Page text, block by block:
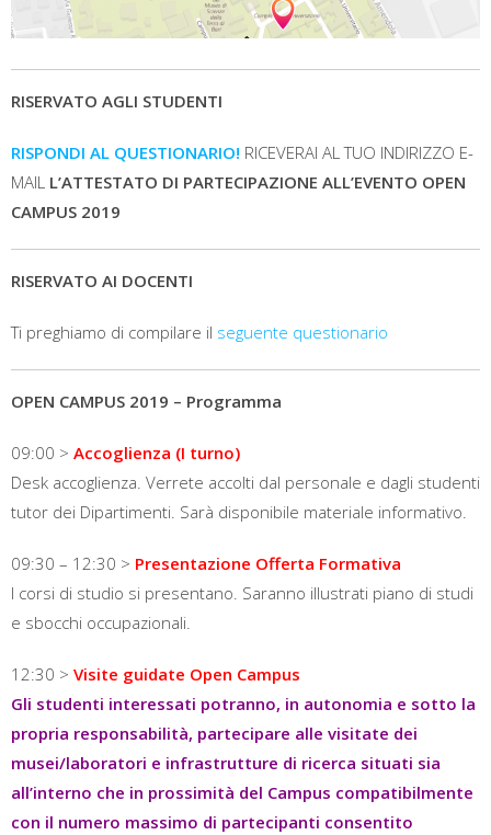
RISERVATO AGLI STUDENTI
RISPONDI AL QUESTIONARIO! RICEVERAI AL TUO INDIRIZZO E-
MAIL L’ATTESTATO DI PARTECIPAZIONE ALL’EVENTO OPEN
CAMPUS 2019
RISERVATO AI DOCENTI
Ti preghiamo di compilare il seguente questionario
OPEN CAMPUS 2019 – Programma
09:00 > Accoglienza (I turno)
Desk accoglienza. Verrete accolti dal personale e dagli studenti
tutor dei Dipartimenti. Sarà disponibile materiale informativo.
09:30 – 12:30 > Presentazione Offerta Formativa
I corsi di studio si presentano. Saranno illustrati piano di studi
e sbocchi occupazionali.
12:30 > Visite guidate Open Campus
Gli studenti interessati potranno, in autonomia e sotto la
propria responsabilità, partecipare alle visitate dei
musei/laboratori e infrastrutture di ricerca situati sia
all’interno che in prossimità del Campus compatibilmente
con il numero massimo di partecipanti consentito